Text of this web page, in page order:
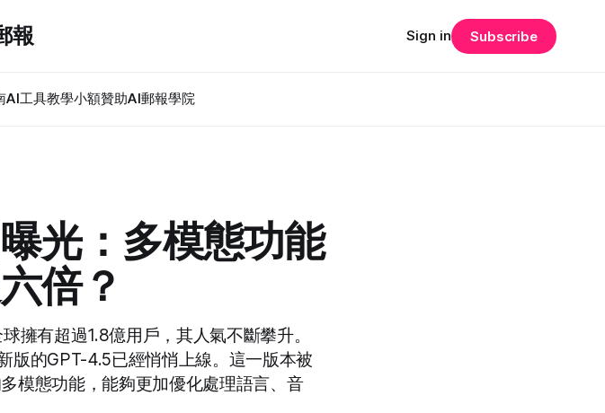
報
AI工具教學小額贊助AI郵報學院
Sign in Subscribe
光：多模態功能
倍？
擁有超過1.8億用戶，其人氣不斷攀升。
版的GPT-4.5已經悄悄上線。這一版本被
模態功能，能夠更加優化處理語言、音